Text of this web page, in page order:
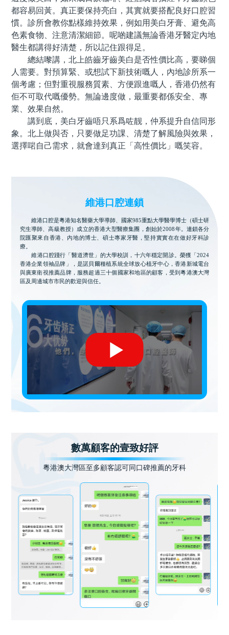
都容易回黃。真正要保持亮白，其實就要搭配良好口腔習
慣。診所會教你點樣維持效果，例如用美白牙膏、避免高
色素食物、注意清潔細節。呢啲建議無論香港牙醫定內地
醫生都講得好清楚，所以記住跟得足。
總結嚟講，北上皓齒牙齒美白是否性價比高，要睇個
人需要。對預算緊、或想試下新技術嘅人，內地診所系一
個考慮；但對重視服務質素、方便跟進嘅人，香港仍然有
佢不可取代嘅優勢。無論邊度做，最重要都係安全、專
業、效果自然。
講到底，美白牙齒唔只系爲咗靓，仲系提升自信同形
象。北上做與否，只要做足功課、清楚了解風險與效果，
選擇啱自己需求，就會達到真正「高性價比」嘅笑容。
維港口腔連鎖
維港口腔是粵港知名醫藥大學導師、國家985重點大學醫學博士（碩士研
究生導師、高級教授）成立的香港大型醫療集團，創始於2008年。連鎖各分
院匯聚來自香港、內地的博士、碩士專家牙醫，堅持實實在在做好牙科診
療。
維港口腔踐行「醫道濟世」的大學校訓，十六年穩定開診。榮獲「2024
香港企業領袖品牌」，是諾貝爾種植系統全球放心植牙中心，香港新城電台
與廣東衛視推薦品牌，服務超過三十個國家和地區的顧客，受到粵港澳大灣
區及周邊城市市民的歡迎與信任。
數萬顧客的壹致好評
粵港澳大灣區至多顧客認可同口碑推薦的牙科